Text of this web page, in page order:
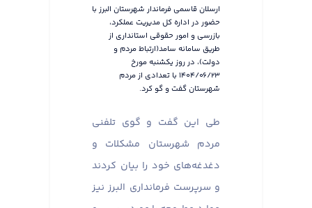
ارسلان قاسمی فرماندار شهرستان البرز با
حضور در اداره کل مدیریت عملکرد،
بازرسی و امور حقوقی استانداری از
طریق سامانه سامد(ارتباط مردم و
دولت)، در روز یکشنبه مورخ
۱۴۰۴/۰۶/۲۳ با تعدادی از مردم
شهرستان گفت و گو کرد.
طی این گفت و گوی تلفنی
مردم شهرستان مشکلات و
دغدغه‌های خود را بیان کردند
و سرپرست فرمانداری البرز نیز